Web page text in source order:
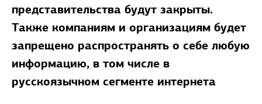
представительства будут закрыты.
Также компаниям и организациям будет
запрещено распространять о себе любую
информацию, в том числе в
русскоязычном сегменте интернета